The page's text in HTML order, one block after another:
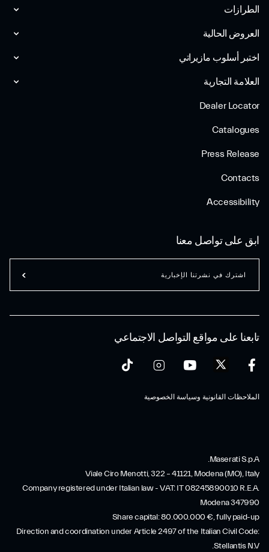
الطرازات
العروض الحالية
اختبر أسلوب مازیراتي
العلامة التجارية
Dealer Locator
Catalogues
Press Release
Contacts
Accessibility
تابعنا على مواقع التواصل الاجتماعي
الملاحظات القانونية وسياسة الخصوصية
ابق على تواصل معنا
اشترك في نشرتنا الإخبارية
Maserati S.p.A.
Viale Ciro Menotti, 322 – 41121, Modena (MO), Italy
Company registered under Italian law - VAT: IT 08245890010 R.E.A.
Modena 347990
Share capital: 80.000.000 €, fully paid-up
Direction and coordination under Article 2497 of the Italian Civil Code:
Stellantis N.V.